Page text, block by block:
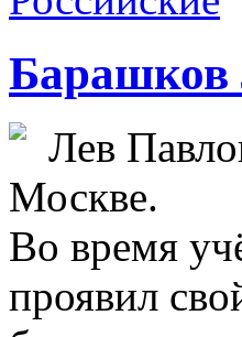
Барашков
Лев
Москве.
Во время
проявил